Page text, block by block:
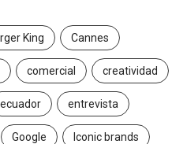
King Cannes
comercial creatividad
ecuador entrevista
Google Iconic brands